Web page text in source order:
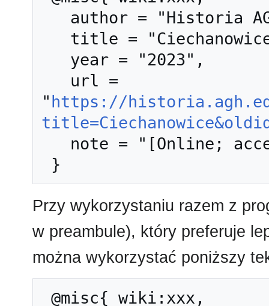
" https://
Przy wykorzystaniu razem z
w preambule), który preferuje
można wykorzystać poniższy